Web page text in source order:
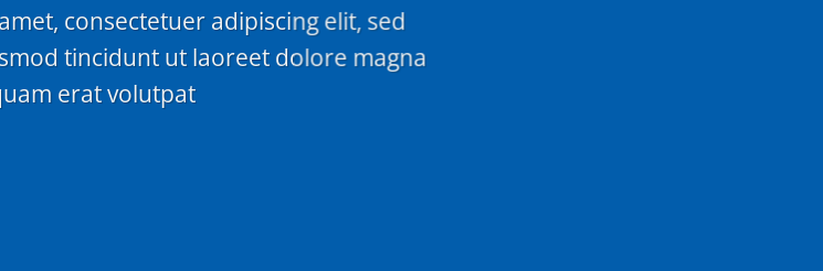
consectetuer adipiscing elit, sed
tincidunt ut laoreet dolore magna
erat volutpat